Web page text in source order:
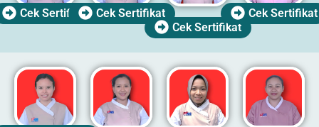
Cek Sertifikat Cek Sertifikat
Cek Sertifikat
Cek Sertifikat